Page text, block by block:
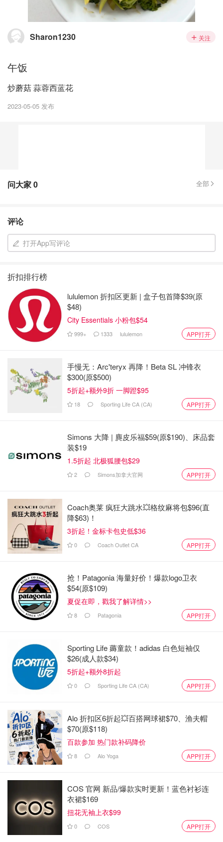
Sharon1230 关注
午饭
炒蘑菇 蒜蓉西蓝花
2023-05-05 发布
问大家0 全部
评论
打开App写评论
折扣排行榜
lululemon 折扣区更新 | 盒子包首降$39(原
$48)
City Essentials 小粉包$54
999+ 1333 lululemon APP打开
手慢无：Arc'teryx 再降！Beta SL 冲锋衣
$300(原$500)
5折起+额外9折 一脚蹬$95
18 Sporting Life CA (CA) APP打开
Simons 大降 | 麂皮乐福$59(原$190)、床品套
装$19
1.5折起 北极狐腰包$29
2 Simons加拿大官网 APP打开
Coach奥莱 疯狂大跳水💥格纹麻将包$96(直
降$63)！
3折起！金标卡包史低$36
0 Coach Outlet CA APP打开
抢！Patagonia 海量好价！爆款logo卫衣
$54(原$109)
夏促在即，戳我了解详情>>
8 Patagonia APP打开
Sporting Life 薅童款！adidas 白色短袖仅
$26(成人款$34)
5折起+额外8折起
0 Sporting Life CA (CA) APP打开
Alo 折扣区6折起💥百搭网球裙$70、渔夫帽
$70(原$118)
百款参加 热门款补码降价
8 Alo Yoga APP打开
COS 官网 新品/爆款实时更新！蓝色衬衫连
衣裙$169
扭花无袖上衣$99
0 COS APP打开